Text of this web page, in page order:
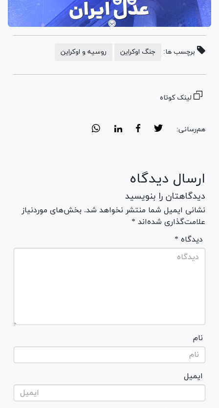
برچسب ها: جنگ اوکراین روسیه و اوکراین
لینک کوتاه
هم‌رسانی:
ارسال دیدگاه
دیدگاهتان را بنویسید
نشانی ایمیل شما منتشر نخواهد شد. بخش‌های موردنیاز
علامت‌گذاری شده‌اند *
* دیدگاه
نام
ایمیل